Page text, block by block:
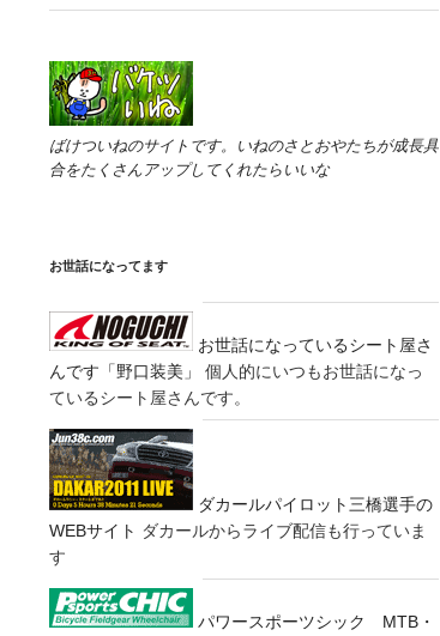
ばけついねのサイトです。いねのさとおやたちが成長具
合をたくさんアップしてくれたらいいな
お世話になってます
お世話になっているシート屋さ
んです「野口装美」
個人的にいつもお世話になっ
ているシート屋さんです。
ダカールパイロット三橋選手の
WEBサイト ダカールからライブ配信も行っていま
す
パワースポーツシック MTB・